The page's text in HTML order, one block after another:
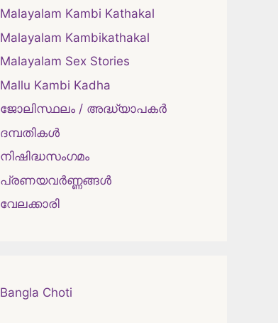
Malayalam Kambi Kathakal
Malayalam Kambikathakal
Malayalam Sex Stories
Mallu Kambi Kadha
ജോലിസ്ഥലം / അദ്ധ്യാപകർ
ദമ്പതികള്‍
നിഷിദ്ധസംഗമം
പ്രണയവർണ്ണങ്ങൾ
വേലക്കാരി
Bangla Choti